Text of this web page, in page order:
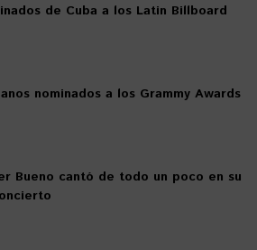
de Cuba a los Latin Billboard
nominados a los Grammy Awards
Bueno cantó de todo un poco en su